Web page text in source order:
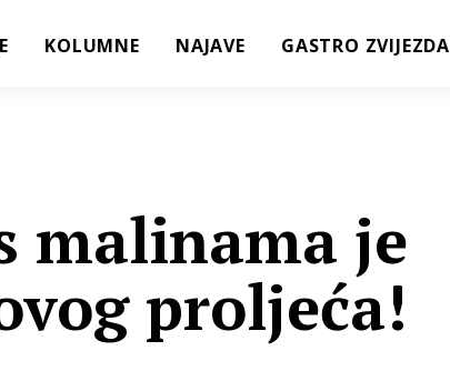
KOLUMNE NAJAVE GASTRO ZVIJEZDA
malinama je
proljeća!